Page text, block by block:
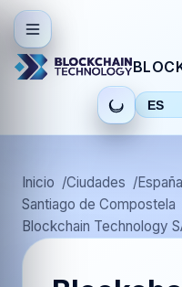
Inicio Ciudades España
Santiago de Compostela
Blockchain Technology